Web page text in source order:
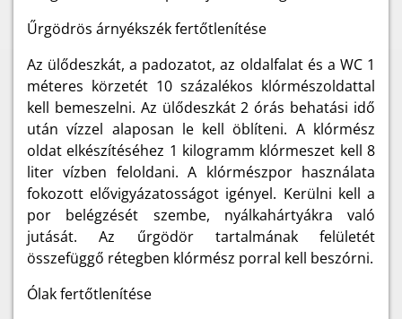
Űrgödrös árnyékszék fertőtlenítése
Az ülődeszkát, a padozatot, az oldalfalat és a WC 1
méteres körzetét 10 százalékos klórmészoldattal
kell bemeszelni. Az ülődeszkát 2 órás behatási idő
után vízzel alaposan le kell öblíteni. A klórmész
oldat elkészítéséhez 1 kilogramm klórmeszet kell 8
liter vízben feloldani. A klórmészpor használata
fokozott elővigyázatosságot igényel. Kerülni kell a
por belégzését szembe, nyálkahártyákra való
jutását. Az űrgödör tartalmának felületét
összefüggő rétegben klórmész porral kell beszórni.
Ólak fertőtlenítése